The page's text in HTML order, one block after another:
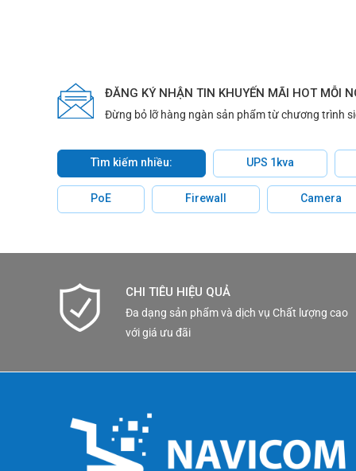
ĐĂNG KÝ NHẬN TIN KHUYẾN MÃI HOT MỖI
Đừng bỏ lỡ hàng ngàn sản phẩm từ chương trình
Tìm kiếm nhiều: UPS 1kva
PoE Firewall Camera
CHI TIÊU HIỆU QUẢ
Đa dạng sản phẩm và dịch vụ Chất lượng cao
với giá ưu đãi